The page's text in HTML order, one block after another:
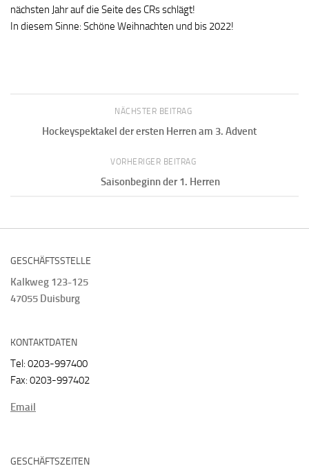
nächsten Jahr auf die Seite des CRs schlägt!
In diesem Sinne: Schöne Weihnachten und bis 2022!
NÄCHSTER BEITRAG
Hockeyspektakel der ersten Herren am 3. Advent
VORHERIGER BEITRAG
Saisonbeginn der 1. Herren
GESCHÄFTSSTELLE
Kalkweg 123-125
47055 Duisburg
KONTAKTDATEN
Tel: 0203-997400
Fax: 0203-997402
Email
GESCHÄFTSZEITEN